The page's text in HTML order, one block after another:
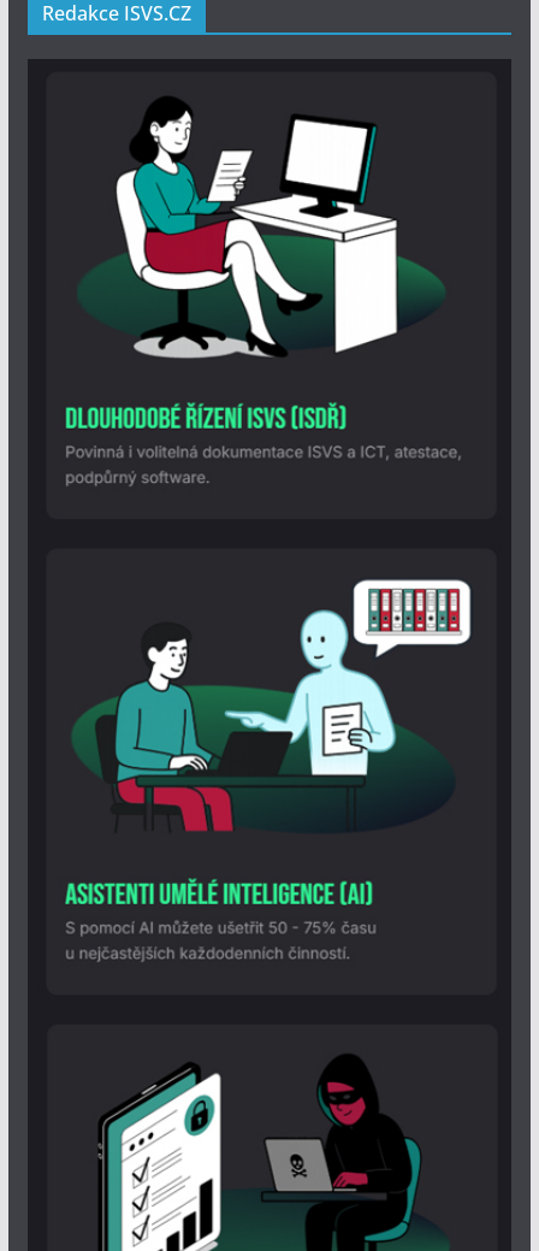
Redakce ISVS.CZ